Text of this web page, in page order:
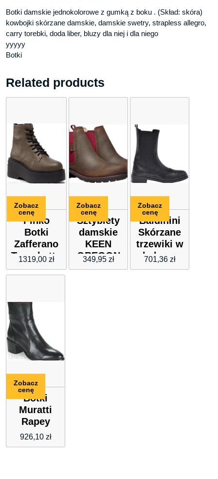
Botki damskie jednokolorowe z gumką z boku . (Skład: skóra)
kowbojki skórzane damskie, damskie swetry, strapless allegro,
carry torebki, doda liber, bluzy dla niej i dla niego
yyyyy
Botki
Related products
Pinko
Botki
Zafferano
Tronchetto
AI 22-23
A08K
Brązowy
1319,00 zł
Zobacz
cenę
Sztyblety
damskie
KEEN
OREGON
CITY
349,95 zł
Zobacz
cenę
Baldinini
Skórzane
trzewiki w
kolorze
czarnym
701,36 zł
Zobacz
cenę
Botki
Muratti
Rapey
926,10 zł
Zobacz
cenę